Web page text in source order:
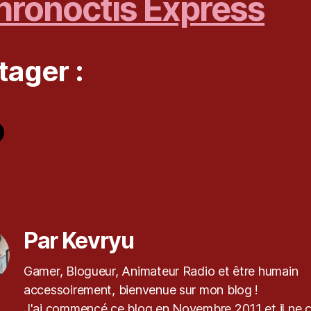
Express
:
Par Kevryu
Gamer, Blogueur, Animateur Radio et être humain
accessoirement, bienvenue sur mon blog !